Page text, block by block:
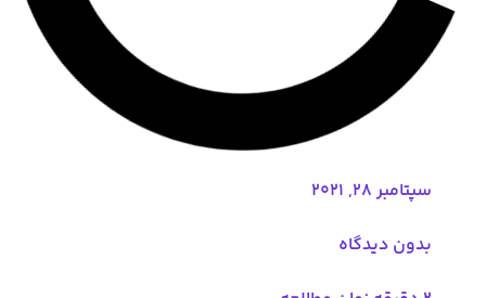
سپتامبر 28, 2021
بدون دیدگاه